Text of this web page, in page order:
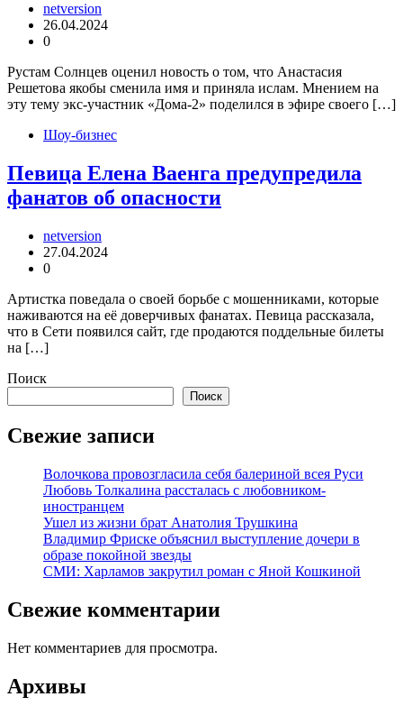
netversion
26.04.2024
0
Рустам Солнцев оценил новость о том, что Анастасия
Решетова якобы сменила имя и приняла ислам. Мнением на
эту тему экс-участник «Дома-2» поделился в эфире своего […]
Шоу-бизнес
Певица Елена Ваенга предупредила
фанатов об опасности
netversion
27.04.2024
0
Артистка поведала о своей борьбе с мошенниками, которые
наживаются на её доверчивых фанатах. Певица рассказала,
что в Сети появился сайт, где продаются поддельные билеты
на […]
Поиск
Поиск
Свежие записи
Волочкова провозгласила себя балериной всея Руси
Любовь Толкалина рассталась с любовником-
иностранцем
Ушел из жизни брат Анатолия Трушкина
Владимир Фриске объяснил выступление дочери в
образе покойной звезды
СМИ: Харламов закрутил роман с Яной Кошкиной
Свежие комментарии
Нет комментариев для просмотра.
Архивы